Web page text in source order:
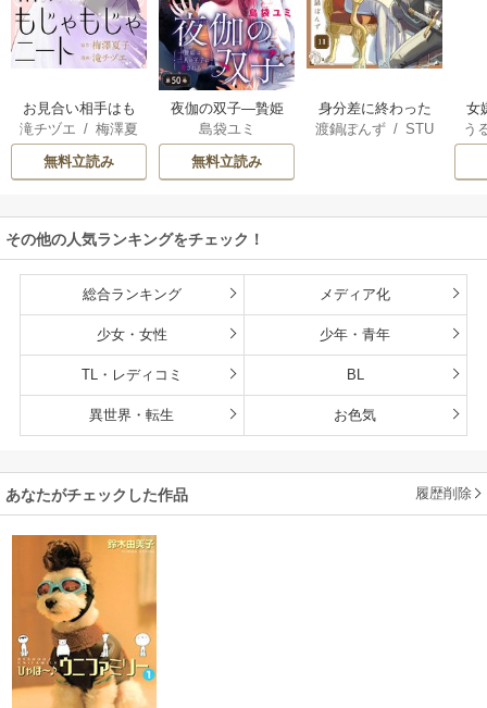
お見合い相手はも
じゃもじゃニート
滝チヅエ /梅澤夏
子（エブリスタ）
無料立読み
夜伽の双子―贄姫
は二人の王子に愛
される―【マイク
ロ】
島袋ユミ
無料立読み
身分差に終わった
恋を、今さらです
渡鍋ぽんず /STU
女
一
う
その他の人気ランキングをチェック！
総合ランキング メディア化
少女・女性 少年・青年
TL・レディコミ BL
異世界・転生 お色気
あなたがチェックした作品 履歴削除